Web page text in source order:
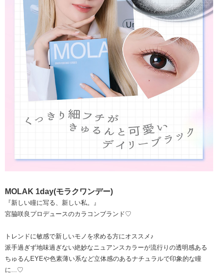
MOLAK 1day(モラクワンデー)
『新しい瞳に写る、新しい私。』
宮脇咲良プロデュースのカラコンブランド♡
トレンドに敏感で新しいモノを求める方にオススメ♪
派手過ぎず地味過ぎない絶妙なニュアンスカラーが流行りの透明感ある
ちゅるんEYEや色素薄い系など立体感のあるナチュラルで印象的な瞳
に...♡